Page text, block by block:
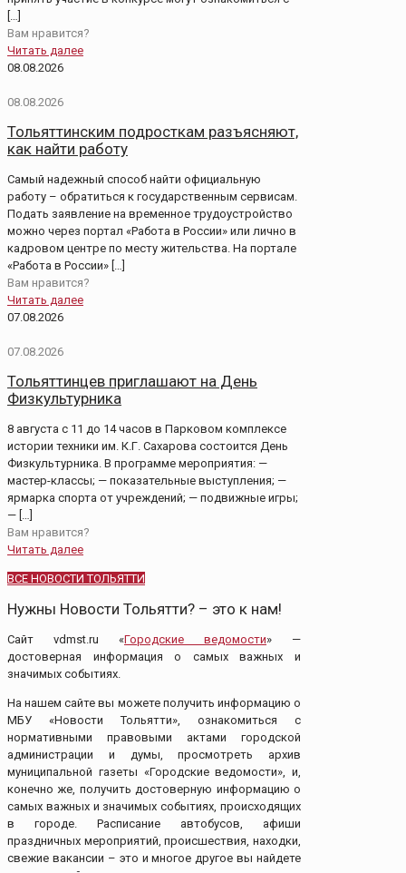
[…]
Вам нравится?
Читать далее
08.08.2026
08.08.2026
Тольяттинским подросткам разъясняют,
как найти работу
Самый надежный способ найти официальную
работу – обратиться к государственным сервисам.
Подать заявление на временное трудоустройство
можно через портал «Работа в России» или лично в
кадровом центре по месту жительства. На портале
«Работа в России» […]
Вам нравится?
Читать далее
07.08.2026
07.08.2026
Тольяттинцев приглашают на День
Физкультурника
8 августа с 11 до 14 часов в Парковом комплексе
истории техники им. К.Г. Сахарова состоится День
Физкультурника. В программе мероприятия: —
мастер-классы; — показательные выступления; —
ярмарка спорта от учреждений; — подвижные игры;
— […]
Вам нравится?
Читать далее
ВСЕ НОВОСТИ ТОЛЬЯТТИ
Нужны Новости Тольятти? – это к нам!
Сайт vdmst.ru «Городские ведомости» —
достоверная информация о самых важных и
значимых событиях.
На нашем сайте вы можете получить информацию о
МБУ «Новости Тольятти», ознакомиться с
нормативными правовыми актами городской
администрации и думы, просмотреть архив
муниципальной газеты «Городские ведомости», и,
конечно же, получить достоверную информацию о
самых важных и значимых событиях, происходящих
в городе. Расписание автобусов, афиши
праздничных мероприятий, происшествия, находки,
свежие вакансии – это и многое другое вы найдете